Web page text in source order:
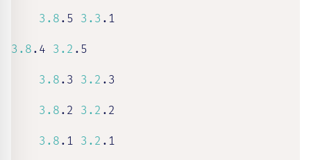
3.8 .5 3.3 .1
3.8 .4 3.2 .5
3.8 .3 3.2 .3
3.8 .2 3.2 .2
3.8 .1 3.2 .1